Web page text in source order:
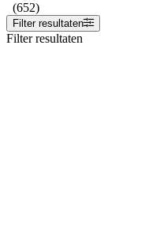
(652)
Filter resultaten
Filter resultaten